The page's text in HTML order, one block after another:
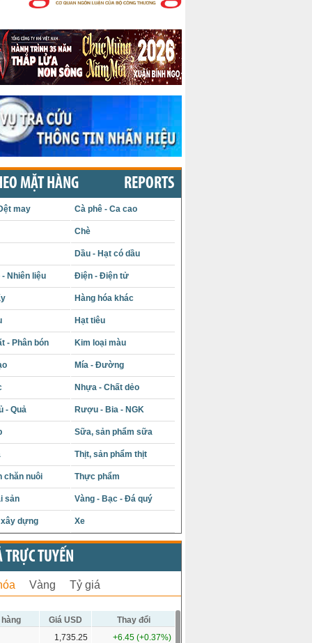
MẶT HÀNG REPORTS
may Cà phê - Ca cao
Chè
Dầu - Hạt có dầu
- Nhiên liệu Điện - Điện tử
Hàng hóa khác
Hạt tiêu
- Phân bón Kim loại màu
Mía - Đường
Nhựa - Chất dẻo
- Quả Rượu - Bia - NGK
Sữa, sản phẩm sữa
Thịt, sản phẩm thịt
chăn nuôi Thực phẩm
sản Vàng - Bạc - Đá quý
dựng Xe
TRỰC TUYẾN
Vàng Tỷ giá
Giá USD
Thay đổi
1,735.25 +6.45 (+0.37%)